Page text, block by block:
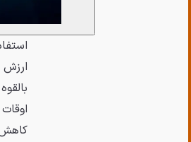
ارزش
کاهش